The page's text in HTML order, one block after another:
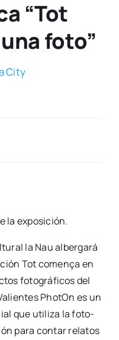
“Tot
foto”
City
la expo­si­ción.
la Nau alber­ga­rá
Tot come­nça en
foto­grá­fi­cos del
Pho­tOn es un
que uti­li­za la foto­
para con­tar rela­tos